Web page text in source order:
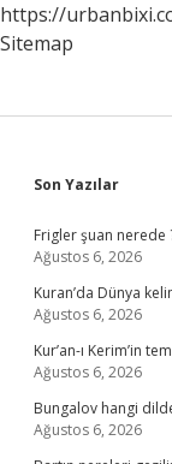
https://
Sitemap
Sidebar
Son Yazılar
Frigler şuan nerede
Ağustos 6, 2026
Kuran’da Dünya
Ağustos 6, 2026
Kur’an-ı Kerim’in
Ağustos 6, 2026
Bungalov hangi
Ağustos 6, 2026